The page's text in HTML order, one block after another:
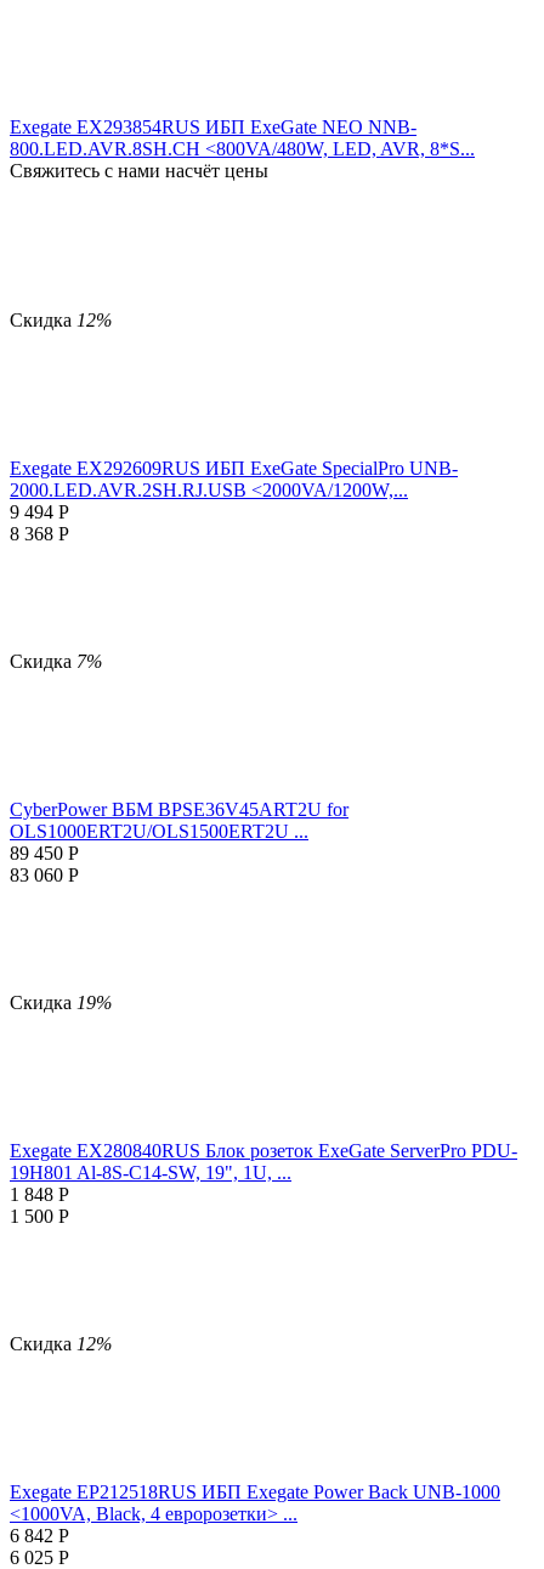
Exegate EX293854RUS ИБП ExeGate NEO NNB-
800.LED.AVR.8SH.CH <800VA/480W, LED, AVR, 8*S...
Свяжитесь с нами насчёт цены
Скидка 12%
Exegate EX292609RUS ИБП ExeGate SpecialPro UNB-
2000.LED.AVR.2SH.RJ.USB <2000VA/1200W,...
9 494 Р
8 368 Р
Скидка 7%
CyberPower ВБМ BPSE36V45ART2U for
OLS1000ERT2U/OLS1500ERT2U ...
89 450 Р
83 060 Р
Скидка 19%
Exegate EX280840RUS Блок розеток ExeGate ServerPro PDU-
19H801 Al-8S-C14-SW, 19", 1U, ...
1 848 Р
1 500 Р
Скидка 12%
Exegate EP212518RUS ИБП Exegate Power Back UNB-1000
<1000VA, Black, 4 евророзетки> ...
6 842 Р
6 025 Р